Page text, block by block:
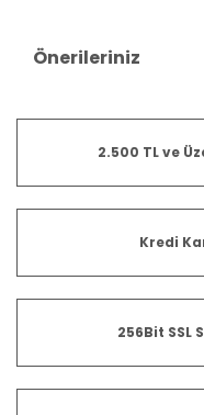
Önerileriniz
2.500 TL ve
Kredi
256Bit SSL